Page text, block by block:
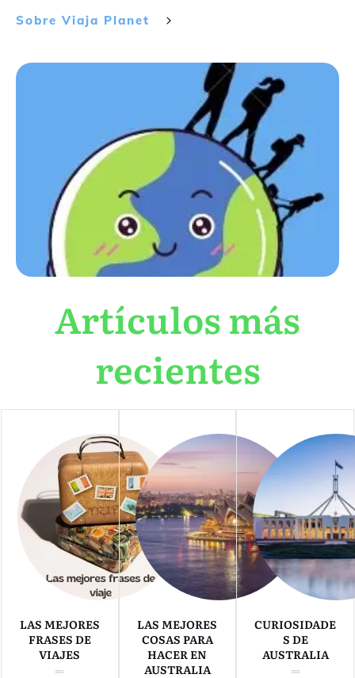
Sobre Viaja Planet
Artículos más
recientes
LAS MEJORES
FRASES DE
VIAJES
LAS MEJORES
COSAS PARA
HACER EN
AUSTRALIA
CURIOSIDADE
S DE
AUSTRALIA